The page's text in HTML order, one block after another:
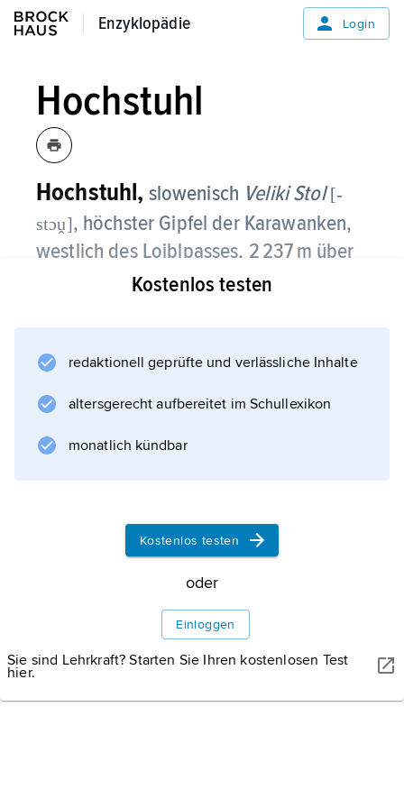
Enzyklopädie
Enzyklopädie Login
Hochstuhl
Hochstuhl, slowenisch Veliki Stol [-
stɔṷ], höchster Gipfel der Karawanken,
westlich des Loiblpasses, 2 237 m über
dem Meeresspiegel;
Weitere Medien
Kostenlos testen
redaktionell geprüfte und verlässliche Inhalte
altersgerecht aufbereitet im Schullexikon
monatlich kündbar
Kostenlos testen
oder
Einloggen
Sie sind Lehrkraft? Starten Sie Ihren kostenlosen Test
hier.